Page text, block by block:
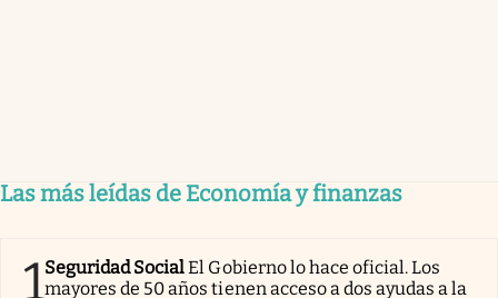
Las más leídas de Economía y finanzas
1Seguridad SocialEl Gobierno lo hace oficial. Los
mayores de 50 años tienen acceso a dos ayudas a la